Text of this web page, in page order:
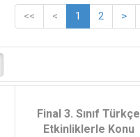
<< < 1 2 >
Final 3. Sınıf Türkçe
Etkinliklerle Konu